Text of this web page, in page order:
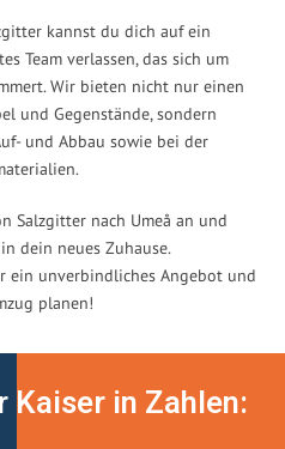
kannst du dich auf ein
Team verlassen, das sich um
Wir bieten nicht nur einen
und Gegenstände, sondern
und Abbau sowie bei der
Salzgitter nach Umeå an und
dein neues Zuhause.
ein unverbindliches Angebot und
planen!
in Zahlen: